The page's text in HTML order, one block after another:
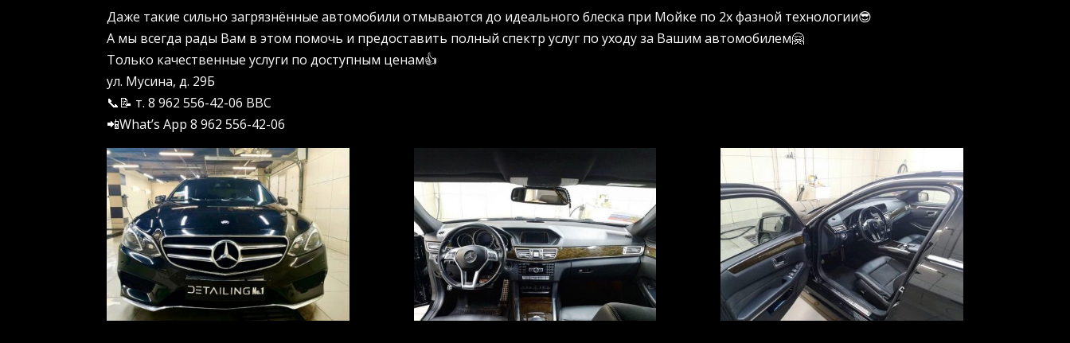
Даже такие сильно загрязнённые автомобили отмываются до идеального блеска при Мойке по 2х фазной технологии😎
А мы всегда рады Вам в этом помочь и предоставить полный спектр услуг по уходу за Вашим автомобилем🤗
Только качественные услуги по доступным ценам👍
ул. Мусина, д. 29Б
📞📝 т. 8 962 556-42-06 BBC
📲What’s App 8 962 556-42-06